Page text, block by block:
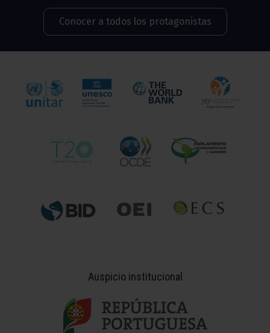
Conocer a todos los protagonistas
Auspicio institucional